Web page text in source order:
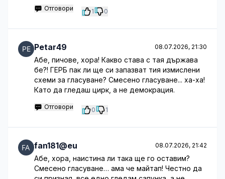
Отговори 1 0
Petar49 08.07.2026, 21:30
Абе, пичове, хора! Какво става с тая държава
бе?! ГЕРБ пак ли ще си запазват тия измислени
схеми за гласуване? Смесено гласуване... ха-ха!
Като да гледаш цирк, а не демокрация.
Отговори 0 1
fan181@eu 08.07.2026, 21:42
Абе, хора, наистина ли така ще го оставим?
Смесено гласуване… ама че майтап! Честно да